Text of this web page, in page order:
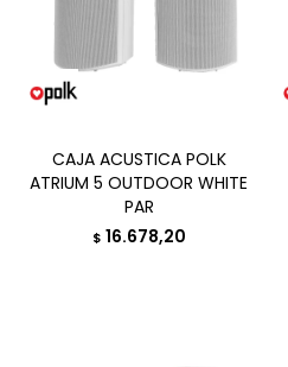
CAJA ACUSTICA POLK
ATRIUM 5 OUTDOOR WHITE
PAR
$ 16.678,20